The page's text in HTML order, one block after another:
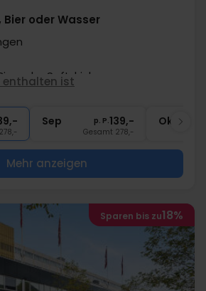
Bier oder Wasser
oder Softdrink
enthalten ist
Sep p. P.139,-
Gesamt 278,-
Okt
Mehr anzeigen
Sparen bis zu18%